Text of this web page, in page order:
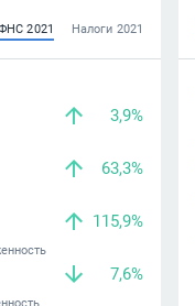
2021 Налоги 2021
3,9%
63,3%
115,9%
7,6%